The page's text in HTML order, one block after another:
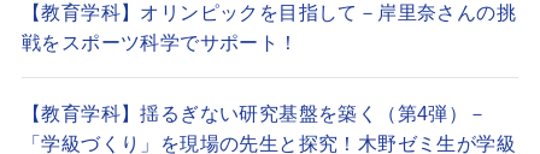
【教育学科】オリンピックを目指して－岸里奈さんの挑
戦をスポーツ科学でサポート！
【教育学科】揺るぎない研究基盤を築く（第4弾）－
「学級づくり」を現場の先生と探究！木野ゼミ生が学級